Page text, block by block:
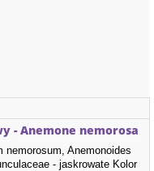
- Anemone nemorosa
nemorosum, Anemonoides
- jaskrowate Kolor